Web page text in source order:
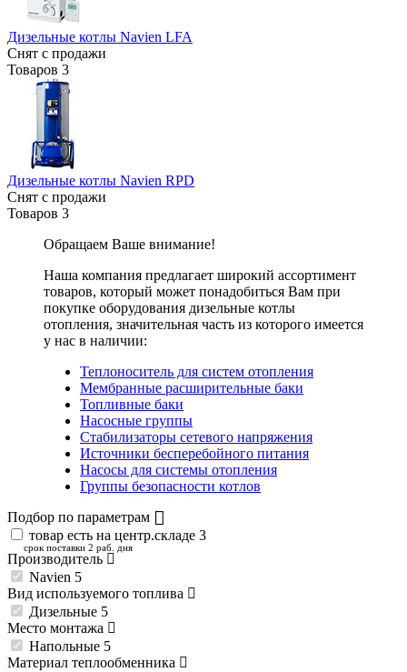
Дизельные котлы Navien LFA
Снят с продажи
Товаров 3
Дизельные котлы Navien RPD
Снят с продажи
Товаров 3
Обращаем Ваше внимание!
Наша компания предлагает широкий ассортимент
товаров, который может понадобиться Вам при
покупке оборудования дизельные котлы
отопления, значительная часть из которого имеется
у нас в наличии:
Теплоноситель для систем отопления
Мембранные расширительные баки
Топливные баки
Насосные группы
Стабилизаторы сетевого напряжения
Источники бесперебойного питания
Насосы для системы отопления
Группы безопасности котлов
Подбор по параметрам
товар есть на центр.складе 3
срок поставки 2 раб. дня
Производитель
Navien 5
Вид используемого топлива
Дизельные 5
Место монтажа
Напольные 5
Материал теплообменника